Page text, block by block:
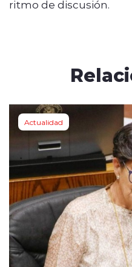
ritmo de discusión.
Actualidad